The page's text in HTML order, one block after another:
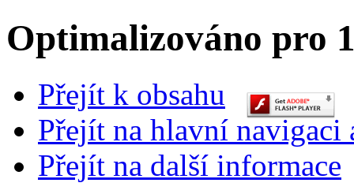
Optimalizováno pro
Přejít k obsahu
Přejít na hlavní navigaci
Přejít na další informace